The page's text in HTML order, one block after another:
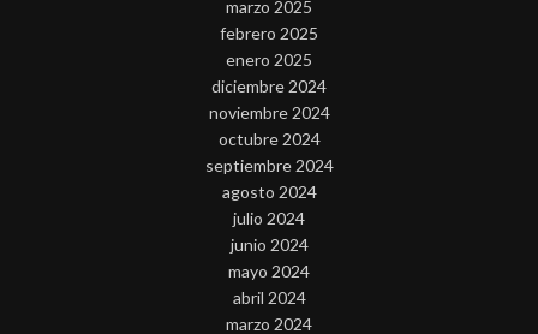
marzo 2025
febrero 2025
enero 2025
diciembre 2024
noviembre 2024
octubre 2024
septiembre 2024
agosto 2024
julio 2024
junio 2024
mayo 2024
abril 2024
marzo 2024